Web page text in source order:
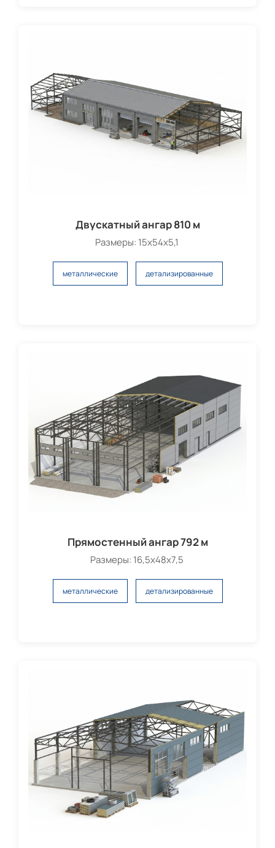
Двускатный ангар 810 м
Размеры: 15х54х5,1
металлические детализированные
Прямостенный ангар 792 м
Размеры: 16,5х48х7,5
металлические детализированные